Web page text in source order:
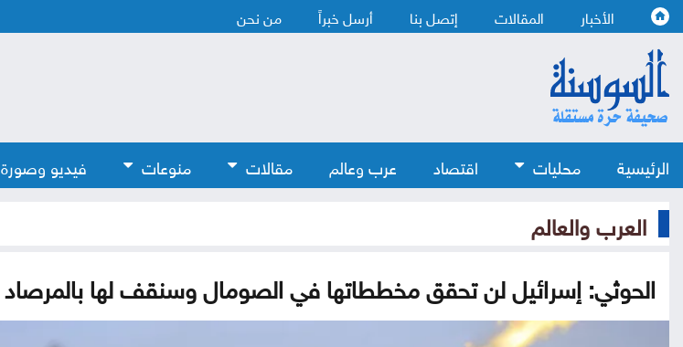
الأخبار المقالات إتصل بنا أرسل خبراً من نحن
الرئيسية محليات اقتصاد عرب وعالم مقالات منوعات فيديو وصورة
العرب والعالم
الحوثي: إسرائيل لن تحقق مخططاتها في الصومال وسنقف لها بالمرصاد